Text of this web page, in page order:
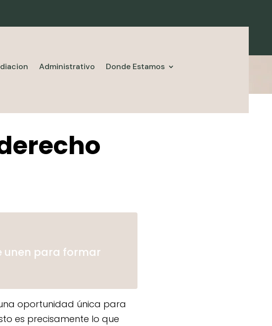
Administrativo Donde Estamos
unen para formar
oportunidad única para
es precisamente lo que